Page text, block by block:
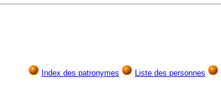
Index des patronymes Liste des personnes